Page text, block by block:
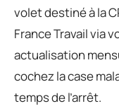
volet destiné à la
France Travail via
actualisation
cochez la case
temps de l’arrêt.